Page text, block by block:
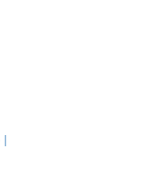
|